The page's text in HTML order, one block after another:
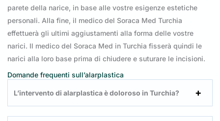
parete della narice, in base alle vostre esigenze estetiche
personali. Alla fine, il medico del Soraca Med Turchia
effettuerà gli ultimi aggiustamenti alla forma delle vostre
narici. Il medico del Soraca Med in Turchia fisserà quindi le
narici alla loro base prima di chiudere e suturare le incisioni.
Domande frequenti sull’alarplastica
L’intervento di alarplastica è doloroso in Turchia?